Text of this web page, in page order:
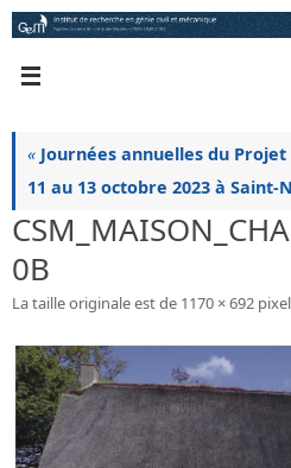
Passer
au
« Journées annuelles du
11 au 13 octobre 2023 à Saint-
0B
La taille originale est de 1170 × 692